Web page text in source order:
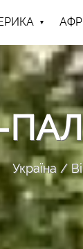
Україна